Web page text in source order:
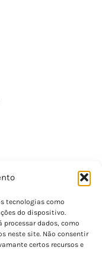
tecnologias como
do dispositivo.
dados, como
neste site. Não consentir
certos recursos e